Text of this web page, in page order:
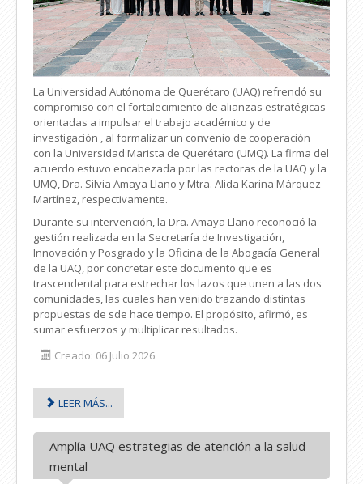
La Universidad Autónoma de Querétaro (UAQ) refrendó su
compromiso con el fortalecimiento de alianzas estratégicas
orientadas a impulsar el trabajo académico y de
investigación , al formalizar un convenio de cooperación
con la Universidad Marista de Querétaro (UMQ). La firma del
acuerdo estuvo encabezada por las rectoras de la UAQ y la
UMQ, Dra. Silvia Amaya Llano y Mtra. Alida Karina Márquez
Martínez, respectivamente.
Durante su intervención, la Dra. Amaya Llano reconoció la
gestión realizada en la Secretaría de Investigación,
Innovación y Posgrado y la Oficina de la Abogacía General
de la UAQ, por concretar este documento que es
trascendental para estrechar los lazos que unen a las dos
comunidades, las cuales han venido trazando distintas
propuestas de sde hace tiempo. El propósito, afirmó, es
sumar esfuerzos y multiplicar resultados.
Creado: 06 Julio 2026
LEER MÁS...
Amplía UAQ estrategias de atención a la salud
mental